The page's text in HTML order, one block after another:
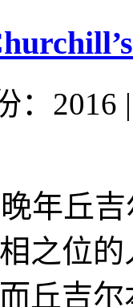
：2016 |
年丘
之位
丘吉